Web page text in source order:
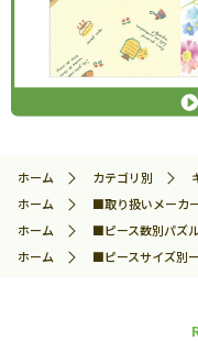
ホーム カテゴリ別
ホーム
■取り扱いメーカ
ホーム
■ピース数別パズ
ホーム
■ピースサイズ別